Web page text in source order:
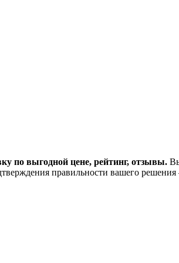
по выгодной цене, рейтинг, отзывы.
правильности вашего